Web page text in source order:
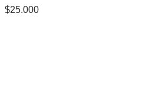
$25.000